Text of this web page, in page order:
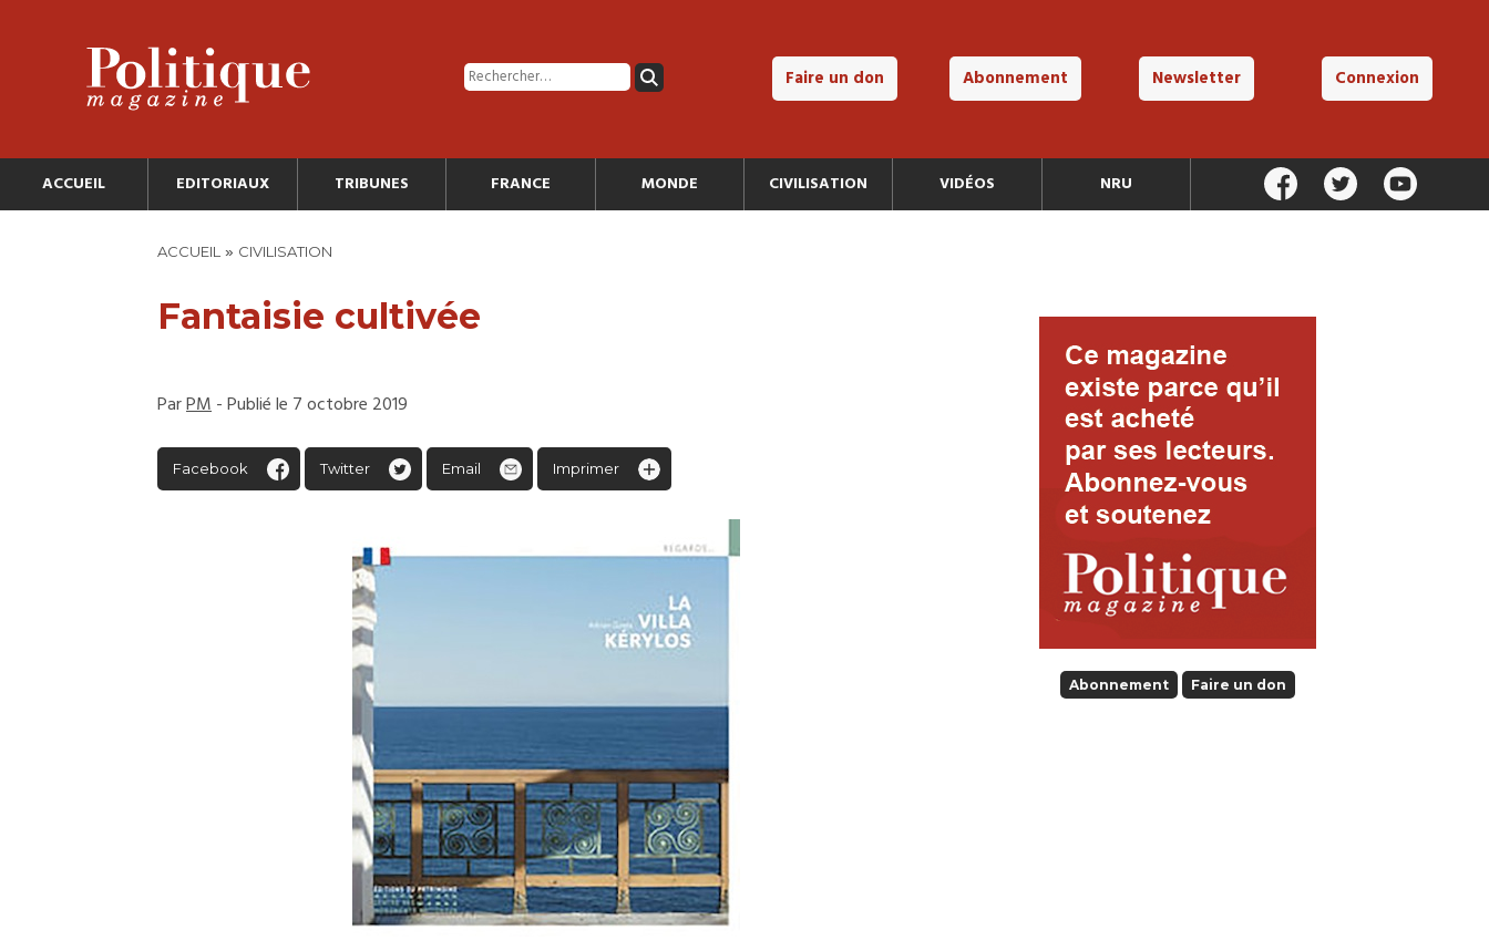
Faire un don Abonnement Newsletter Connexion
ACCUEIL EDITORIAUX TRIBUNES FRANCE MONDE CIVILISATION VIDÉOS NRU
ACCUEIL » CIVILISATION
Fantaisie cultivée
ParPM- Publié le 7 octobre 2019
Facebook Twitter Email Imprimer
Abonnement Faire un don